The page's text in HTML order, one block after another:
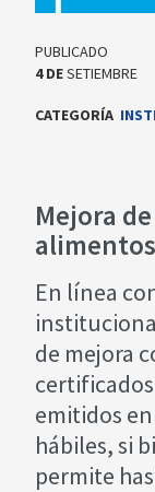
PUBLICADO
4 DESETIEMBRE
CATEGORÍA
Mejora
En línea
de mejora
emitidos
hábiles, si
permite